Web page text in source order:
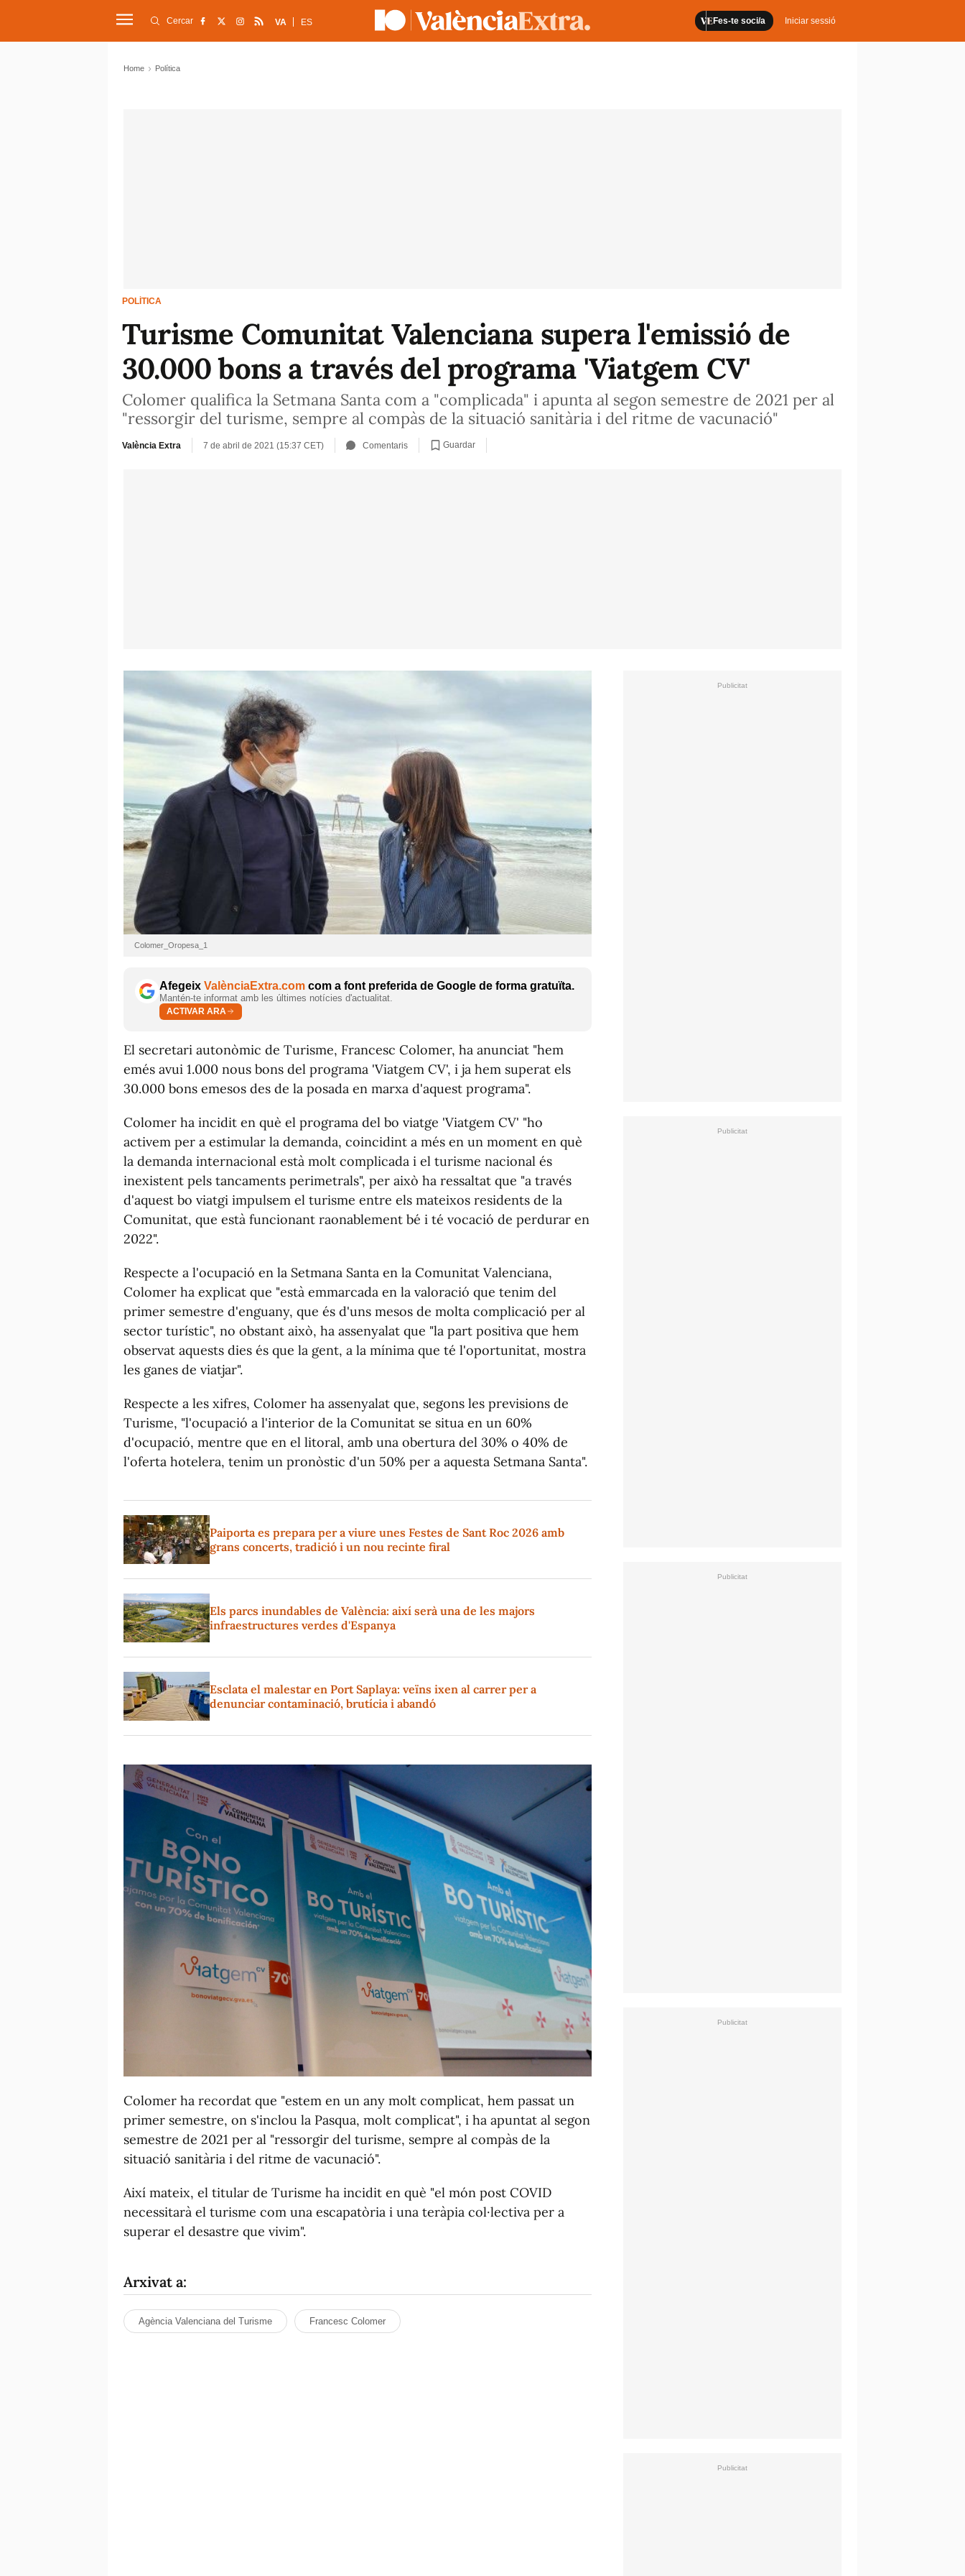
Fes-te soci/a Iniciar sessió
Cercar VA ES
Home Política
POLÍTICA
Turisme Comunitat Valenciana supera l'emissió de
30.000 bons a través del programa 'Viatgem CV'
Colomer qualifica la Setmana Santa com a "complicada" i apunta al segon semestre de 2021 per al
"ressorgir del turisme, sempre al compàs de la situació sanitària i del ritme de vacunació"
València Extra 7 de abril de 2021 (15:37 CET) Comentaris Guardar
Colomer_Oropesa_1
Afegeix ValènciaExtra.com com a font preferida de Google de forma gratuïta.
Mantén-te informat amb les últimes notícies d'actualitat.
ACTIVAR ARA
El secretari autonòmic de Turisme, Francesc Colomer, ha anunciat "hem
emés avui 1.000 nous bons del programa 'Viatgem CV', i ja hem superat els
30.000 bons emesos des de la posada en marxa d'aquest programa".
Colomer ha incidit en què el programa del bo viatge 'Viatgem CV' "ho
activem per a estimular la demanda, coincidint a més en un moment en què
la demanda internacional està molt complicada i el turisme nacional és
inexistent pels tancaments perimetrals", per això ha ressaltat que "a través
d'aquest bo viatgi impulsem el turisme entre els mateixos residents de la
Comunitat, que està funcionant raonablement bé i té vocació de perdurar en
2022".
Respecte a l'ocupació en la Setmana Santa en la Comunitat Valenciana,
Colomer ha explicat que "està emmarcada en la valoració que tenim del
primer semestre d'enguany, que és d'uns mesos de molta complicació per al
sector turístic", no obstant això, ha assenyalat que "la part positiva que hem
observat aquests dies és que la gent, a la mínima que té l'oportunitat, mostra
les ganes de viatjar".
Respecte a les xifres, Colomer ha assenyalat que, segons les previsions de
Turisme, "l'ocupació a l'interior de la Comunitat se situa en un 60%
d'ocupació, mentre que en el litoral, amb una obertura del 30% o 40% de
l'oferta hotelera, tenim un pronòstic d'un 50% per a aquesta Setmana Santa".
Paiporta es prepara per a viure unes Festes de Sant Roc 2026 amb
grans concerts, tradició i un nou recinte firal
Els parcs inundables de València: així serà una de les majors
infraestructures verdes d'Espanya
Esclata el malestar en Port Saplaya: veïns ixen al carrer per a
denunciar contaminació, brutícia i abandó
Colomer ha recordat que "estem en un any molt complicat, hem passat un
primer semestre, on s'inclou la Pasqua, molt complicat", i ha apuntat al segon
semestre de 2021 per al "ressorgir del turisme, sempre al compàs de la
situació sanitària i del ritme de vacunació".
Així mateix, el titular de Turisme ha incidit en què "el món post COVID
necessitarà el turisme com una escapatòria i una teràpia col·lectiva per a
superar el desastre que vivim".
Arxivat a:
Agència Valenciana del Turisme Francesc Colomer